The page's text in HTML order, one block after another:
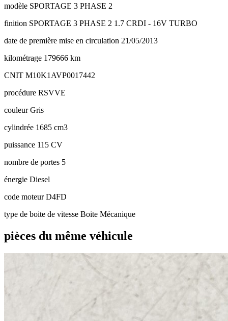
modèle SPORTAGE 3 PHASE 2
finition SPORTAGE 3 PHASE 2 1.7 CRDI - 16V TURBO
date de première mise en circulation 21/05/2013
kilométrage 179666 km
CNIT M10K1AVP0017442
procédure RSVVE
couleurGris
cylindrée 1685 cm3
puissance 115 CV
nombre de portes 5
énergie Diesel
code moteurD4FD
type de boite de vitesse Boite Mécanique
pièces du même véhicule